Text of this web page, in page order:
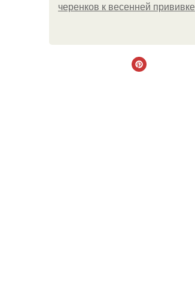
черенков к весенней прививке